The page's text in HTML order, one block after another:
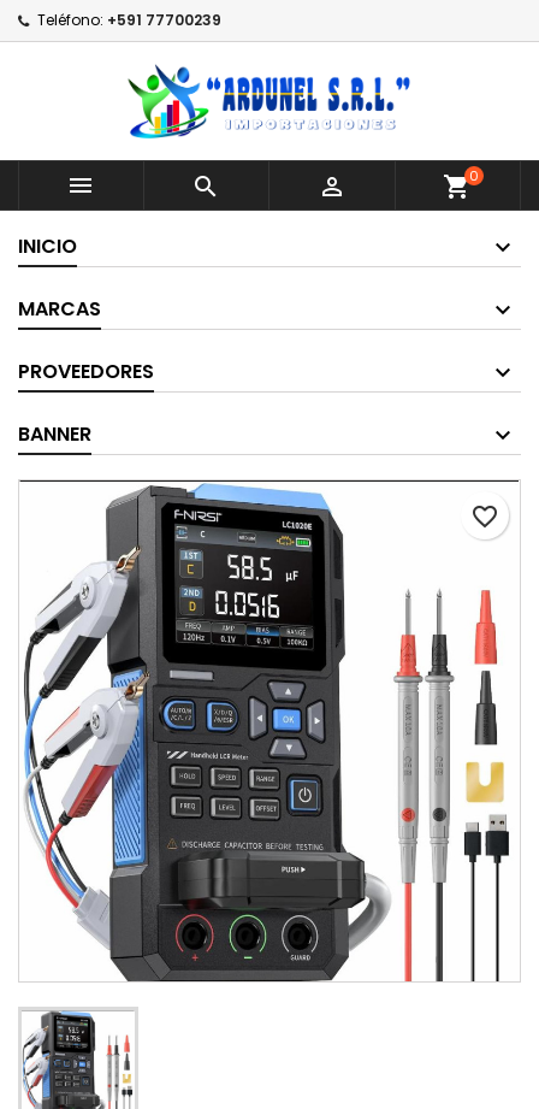
Teléfono: +591 77700239
   shopping_cart0
INICIO
MARCAS
PROVEEDORES
BANNER
favorite_border